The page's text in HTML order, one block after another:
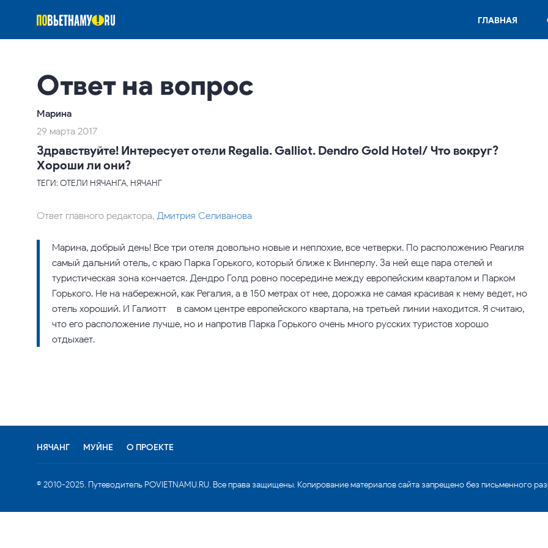
ГЛАВНАЯ
Ответ на вопрос
Марина
29 марта 2017
Здравствуйте! Интересует отели Regalia. Galliot. Dendro Gold Hotel/ Что вокруг?
Хороши ли они?
ТЕГИ: ОТЕЛИ НЯЧАНГА, НЯЧАНГ
Ответ главного редактора, Дмитрия Селиванова
Марина, добрый день! Все три отеля довольно новые и неплохие, все четверки. По расположению Реагиля
самый дальний отель, с краю Парка Горького, который ближе к Винперлу. За ней еще пара отелей и
туристическая зона кончается. Дендро Голд ровно посередине между европейским кварталом и Парком
Горького. Не на набережной, как Регалия, а в 150 метрах от нее, дорожка не самая красивая к нему ведет, но
отель хороший. И Галиотт – в самом центре европейского квартала, на третьей линии находится. Я считаю,
что его расположение лучше, но и напротив Парка Горького очень много русских туристов хорошо
отдыхает.
НЯЧАНГ МУЙНЕ О ПРОЕКТЕ
© 2010-2025. Путеводитель POVIETNAMU.RU. Все права защищены. Копирование материалов сайта запрещено без письменного